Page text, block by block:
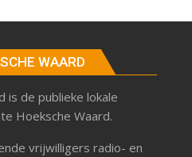
WAARD
is de publieke lokale
Hoeksche Waard.
vrijwilligers radio- en